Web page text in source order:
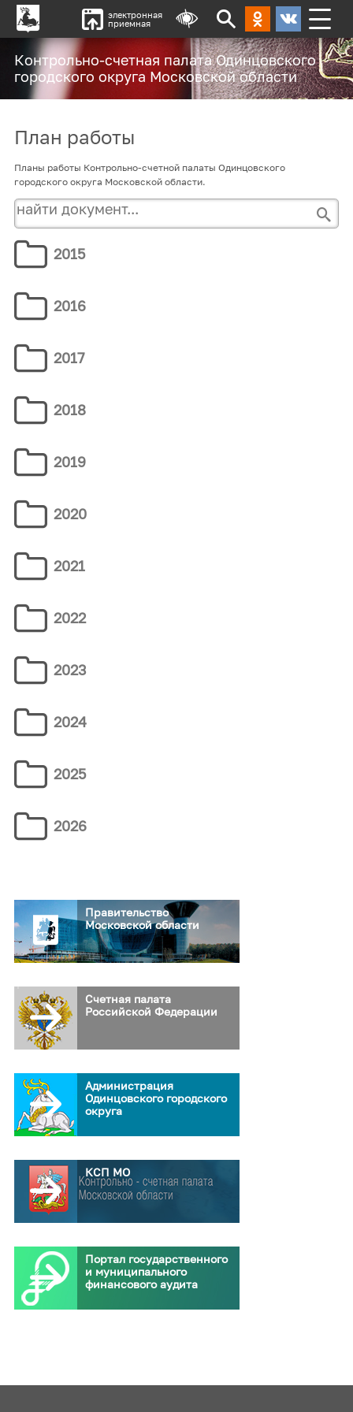
электронная
приемная
Контрольно-счетная палата Одинцовского
городского округа Московской области
План работы
Планы работы Контрольно-счетной палаты Одинцовского
городского округа Московской области.
2015
2016
2017
2018
2019
2020
2021
2022
2023
2024
2025
2026
Правительство
Московской области
Счетная палата
Российской Федерации
Администрация
Одинцовского городского
округа
КСП МО
Портал государственного
и муниципального
финансового аудита